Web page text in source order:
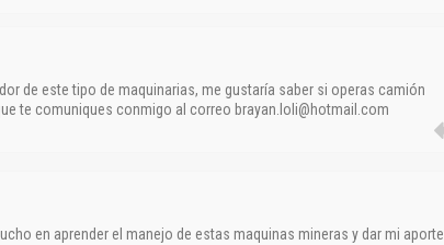
de este tipo de maquinarias, me gustaría saber si operas camión
te comuniques conmigo al correo brayan.loli@hotmail.com
en aprender el manejo de estas maquinas mineras y dar mi aporte